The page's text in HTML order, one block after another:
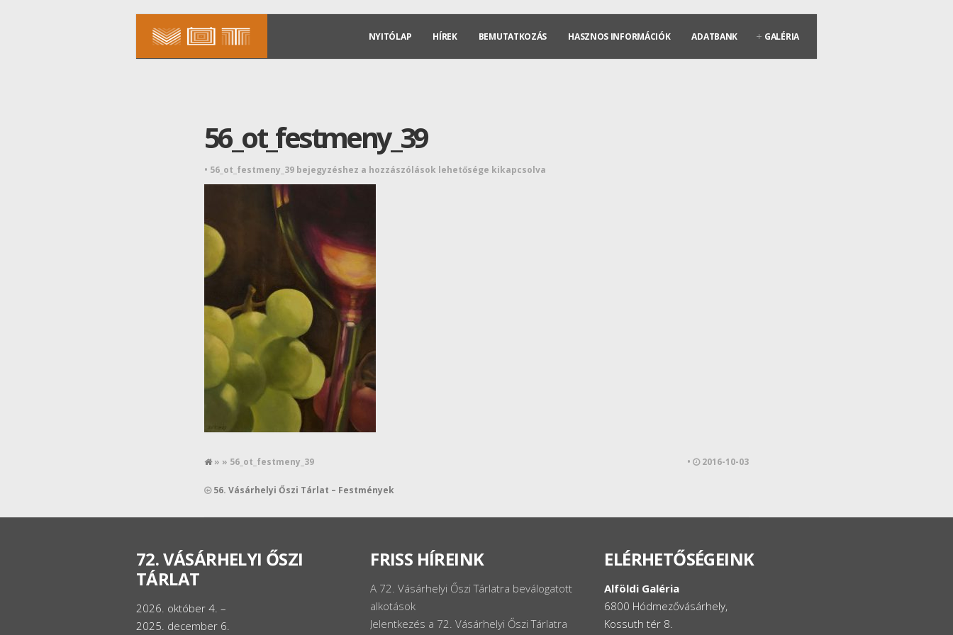
NYITÓLAP HÍREK BEMUTATKOZÁS HASZNOS INFORMÁCIÓK ADATBANK GALÉRIA
56_ot_festmeny_39
• 56_ot_festmeny_39 bejegyzéshez a hozzászólások lehetősége kikapcsolva
» » 56_ot_festmeny_39 • 2016-10-03
56. Vásárhelyi Őszi Tárlat – Festmények
72. VÁSÁRHELYI ŐSZI
TÁRLAT
2026. október 4. –
2025. december 6.
FRISS HÍREINK
A 72. Vásárhelyi Őszi Tárlatra beválogatott
alkotások
Jelentkezés a 72. Vásárhelyi Őszi Tárlatra
ELÉRHETŐSÉGEINK
Alföldi Galéria
6800 Hódmezővásárhely,
Kossuth tér 8.